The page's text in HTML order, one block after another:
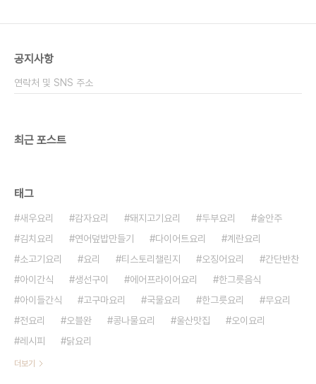
있어요 가장 먼저 하는 일은 바로 미역 불리기! 미역
​ 미역 불리는 시간은 20분 정도..
공지사항
연락처 및 SNS 주소
최근 포스트
태그
새우요리 감자요리 돼지고기요리 두부요리
술안주
김치요리
연어덮밥만들기 다이어트요리
계란요리
소고기요리
요리 티스토리챌린지 오징어요리
간단반찬
아이간식
생선구이 에어프라이어요리
한그릇음식
아이들간식
고구마요리 국물요리 한그릇요리
무요리
전요리
오블완 콩나물요리 울산맛집
오이요리
레시피
닭요리
더보기